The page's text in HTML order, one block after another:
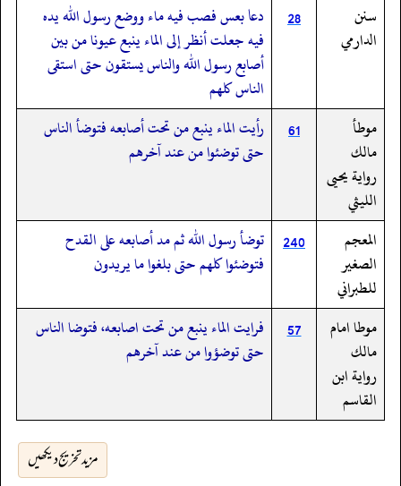
سنن
الدارمي
28
دعا بعس فصب فيه ماء ووضع رسول الله يده
فيه جعلت أنظر إلى الماء ينبع عيونا من بين
أصابع رسول الله والناس يستقون حتى استقى
الناس كلهم
موطأ
مالك
رواية يحيى
الليثي
61
رأيت الماء ينبع من تحت أصابعه فتوضأ الناس
حتى توضئوا من عند آخرهم
المعجم
الصغير
للطبراني
240
توضأ رسول الله ثم مد أصابعه على القدح
فتوضئوا كلهم حتى بلغوا ما يريدون
موطا امام
مالك
رواية ابن
القاسم
57
فرايت الماء ينبع من تحت اصابعه، فتوضا الناس
حتى توضؤوا من عند آخرهم
مزید تخریج دیکھیں